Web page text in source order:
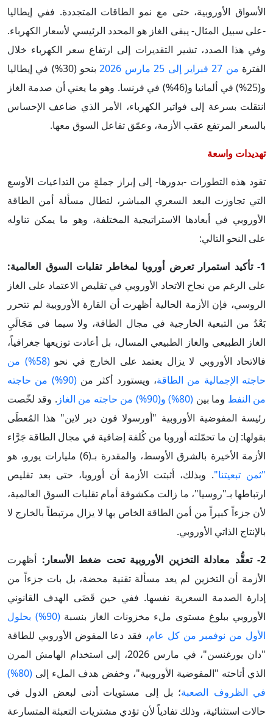
الأسواق الأوروبية، حتى مع نمو الطاقات المتجددة. ففي إيطاليا
-على سبيل المثال- يبقى الغاز هو المحدد الرئيسي لأسعار الكهرباء.
وفي هذا الصدد، تشير التقديرات إلى ارتفاع سعر الكهرباء خلال
الفترة من 27 فبراير إلى 25 مارس 2026
بنحو (30%) في إيطاليا
و(25%) في ألمانيا و(46%) في فرنسا. وهو ما يعني أن صدمة الغاز
انتقلت بسرعة إلى فواتير الكهرباء، الأمر الذي ضاعف الإحساس
بالسعر المرتفع عقب الأزمة، وعمّق تفاعل السوق معها.
تهديدات واسعة
تقود هذه التطورات -بدورها- إلى إبراز جملةٍ من التداعيات الأوسع
التي تجاوزت البعد السعري المباشر، لتطال مسألة أمن الطاقة
الأوروبي في أبعادها الاستراتيجية المختلفة، وهو ما يمكن تناوله
على النحو التالي:
1- تأكيد استمرار تعرض أوروبا لمخاطر تقلبات السوق العالمية:
على الرغم من نجاح الاتحاد الأوروبي في تقليص الاعتماد على الغاز
الروسي، فإن الأزمة الحالية أظهرت أن القارة الأوروبية لم تتحرر
بَعْدُ من التبعية الخارجية في مجال الطاقة، ولا سيما في مَجَالَيِ
الغاز الطبيعي والغاز الطبيعي المسال، بل أعادت توزيعها جغرافياً،
فالاتحاد الأوروبي لا يزال يعتمد على الخارج في نحو
(58%) من
حاجته الإجمالية من الطاقة، ويستورد أكثر من
(90%) من حاجته
من النفط وما بين (80%) و(90%) من حاجته من الغاز
. وقد لخّصت
رئيسة المفوضية الأوروبية "أورسولا فون دير لاين" هذا المُعطَى
بقولها: إن ما تحمّلته أوروبا من كُلفة إضافية في مجال الطاقة جَرَّاء
الأزمة الأخيرة بالشرق الأوسط، والمقدرة بـ(6) مليارات يورو، هو
"ثمن تبعيتنا". وبذلك، أثبتت الأزمة أن أوروبا، حتى بعد تقليص
ارتباطها بـ"روسيا"، ما زالت مكشوفة أمام تقلبات السوق العالمية،
لأن جزءاً كبيراً من أمن الطاقة الخاص بها لا يزال مرتبطاً بالخارج لا
بالإنتاج الذاتي الأوروبي.
2- تعقُّد معادلة التخزين الأوروبية تحت ضغط الأسعار:
أظهرت
الأزمة أن التخزين لم يعد مسألة تقنية محضة، بل بات جزءاً من
إدارة الصدمة السعرية نفسها. ففي حين قَضَى الهدف القانوني
الأوروبي ببلوغ مستوى ملء مخزونات الغاز بنسبة
(90%) بحلول
الأول من نوفمبر من كل عام، فقد دعا المفوض الأوروبي للطاقة
"دان يورغنسن"، في مارس 2026، إلى استخدام الهامش المرن
الذي أتاحته "المفوضية الأوروبية"، وخفض هدف الملء إلى
(80%)
في الظروف الصعبة؛ بل إلى مستويات أدنى لبعض الدول في
حالات استثنائية، وذلك تفادياً لأن تؤدي مشتريات التعبئة المتسارعة